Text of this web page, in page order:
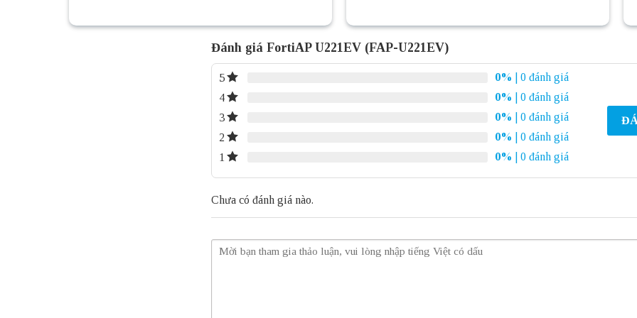
Đánh giá FortiAP U221EV (FAP-U221EV)
5 0%
| 0 đánh giá
4
0%
| 0 đánh giá
3
0%
| 0 đánh giá
2
0%
| 0 đánh giá
1
0% | 0 đánh giá
Chưa có đánh giá nào.